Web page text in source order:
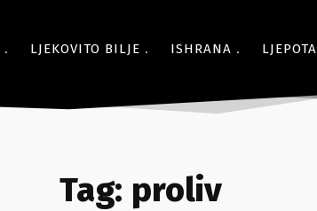
LJEKOVITO BILJE ISHRANA LJEPOTA
Tag: proliv